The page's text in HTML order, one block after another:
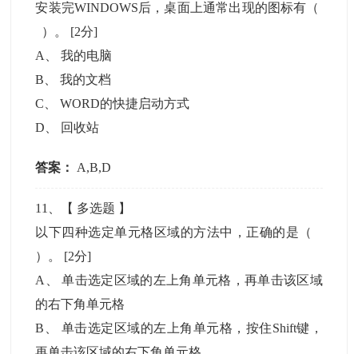
安装完WINDOWS后，桌面上通常出现的图标有（
）。 [2分]
A
、我的电脑
B 、我的文档
C 、WORD的快捷启动方式
D
回收站
答案： A,B,D
11 、【 多选题 】
以下四种选定单元格区域的方法中，正确的是（
）。 [2分]
A
、单击选定区域的左上角单元格，再单击该区域
的右下角单元格
B
单击选定区域的左上角单元格，按住Shift键，